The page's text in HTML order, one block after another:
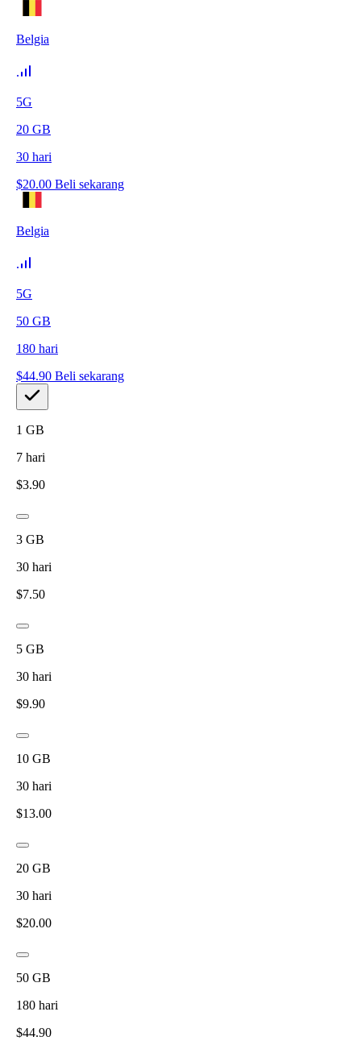
Belgia
5G
20 GB
30 hari
$20.00 Beli sekarang
Belgia
5G
50 GB
180 hari
$44.90 Beli sekarang
1 GB
7 hari
$3.90
3 GB
30 hari
$7.50
5 GB
30 hari
$9.90
10 GB
30 hari
$13.00
20 GB
30 hari
$20.00
50 GB
180 hari
$44.90